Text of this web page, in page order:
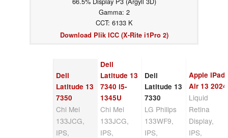
Gamma: 2
CCT: 6133 K
Download Plik ICC (X-Rite i1Pro 2)
Dell
Latitude 13
7350
Chi Mei
133JCG,
IPS,
Dell
Latitude 13
7340 i5-
1345U
Chi Mei
133JCG,
IPS,
Dell
Latitude 13
7330
LG Philips
133WF9,
IPS,
Apple iPad
Air 13 2024
Liquid
Retina
Display,
IPS,